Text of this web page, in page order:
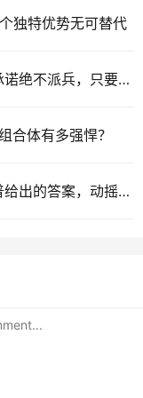
独特优势无可替代
事关两岸统一，美军罕见改口，承诺绝不派兵，只要中方答应一条件
合体有多强悍？
会不会出兵阻止中国统一？特朗普给出的答案，动摇不了大陆的决心